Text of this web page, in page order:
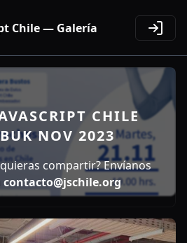
Chile — Galería
CHILE
NOV 2023
compartir? Envíanos
contacto@jschile.org